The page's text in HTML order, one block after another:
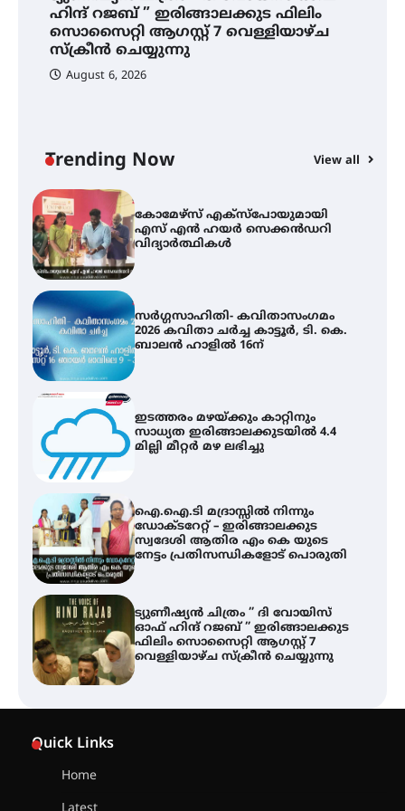
ഹിന്ദ് റജബ് ” ഇരിങ്ങാലക്കുട ഫിലിം
സൊസൈറ്റി ആഗസ്റ്റ് 7 വെള്ളിയാഴ്ച
സ്‌ക്രീൻ ചെയ്യുന്നു
August 6, 2026
Trending Now View all
ട്യുണീഷ്യൻ ചിത്രം ” ദി വോയിസ്
ഓഫ് ഹിന്ദ് റജബ് ” ഇരിങ്ങാലക്കുട
ഫിലിം സൊസൈറ്റി ആഗസ്റ്റ് 7
വെള്ളിയാഴ്ച സ്‌ക്രീൻ ചെയ്യുന്നു
കോമേഴ്സ് എക്സ്പോയുമായി
എസ് എൻ ഹയർ സെക്കൻഡറി
വിദ്യാർത്ഥികൾ
സർഗ്ഗസാഹിതി- കവിതാസംഗമം
2026 കവിതാ ചർച്ച കാട്ടൂർ, ടി. കെ.
ബാലൻ ഹാളിൽ 16ന്
ഇടത്തരം മഴയ്ക്കും കാറ്റിനും
സാധ്യത ഇരിങ്ങാലക്കുടയിൽ 4.4
മില്ലി മീറ്റർ മഴ ലഭിച്ചു
ഐ.ഐ.ടി മദ്രാസ്സിൽ നിന്നും
ഡോക്ടറേറ്റ് – ഇരിങ്ങാലക്കുട
സ്വദേശി ആതിര എം കെ യുടെ
നേട്ടം പ്രതിസന്ധികളോട് പൊരുതി
ട്യുണീഷ്യൻ ചിത്രം ” ദി വോയിസ്
ഓഫ് ഹിന്ദ് റജബ് ” ഇരിങ്ങാലക്കുട
ഫിലിം സൊസൈറ്റി ആഗസ്റ്റ് 7
വെള്ളിയാഴ്ച സ്‌ക്രീൻ ചെയ്യുന്നു
Quick Links
Home